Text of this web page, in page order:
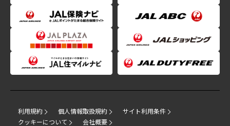
利用規約 個人情報取扱規約
サイト利用条件
クッキーについて
会社概要